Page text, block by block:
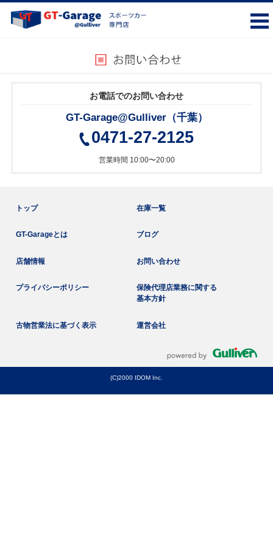
お電話でのお問い合わせ
GT-Garage@Gulliver（千葉）
0471-27-2125
営業時間 10:00〜20:00
トップ 在庫一覧
GT-Garageとは ブログ
店舗情報 お問い合わせ
プライバシーポリシー
保険代理店業務に関する
基本方針
古物営業法に基づく表示 運営会社
(C)2000 IDOM Inc.